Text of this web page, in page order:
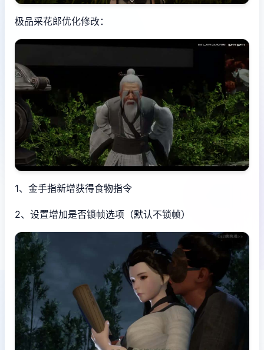
极品采花郎优化修改：
1、金手指新增获得食物指令
2、设置增加是否锁帧选项（默认不锁帧）